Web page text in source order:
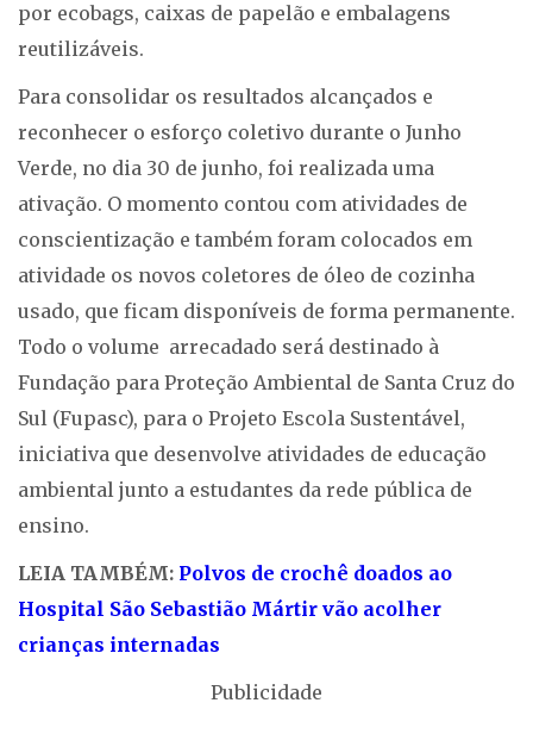
por ecobags, caixas de papelão e embalagens
reutilizáveis.
Para consolidar os resultados alcançados e
reconhecer o esforço coletivo durante o Junho
Verde, no dia 30 de junho, foi realizada uma
ativação. O momento contou com atividades de
conscientização e também foram colocados em
atividade os novos coletores de óleo de cozinha
usado, que ficam disponíveis de forma permanente.
Todo o volume arrecadado será destinado à
Fundação para Proteção Ambiental de Santa Cruz do
Sul (Fupasc), para o Projeto Escola Sustentável,
iniciativa que desenvolve atividades de educação
ambiental junto a estudantes da rede pública de
ensino.
LEIA TAMBÉM: Polvos de crochê doados ao
Hospital São Sebastião Mártir vão acolher
crianças internadas
Publicidade